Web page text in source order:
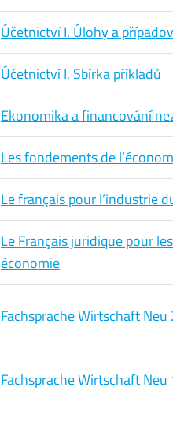
Účetnictví I. Úlohy a
Účetnictví I. Sbírka příkladů
Ekonomika a financování
Les fondements de
Le français pour l’industrie
Le Français juridique pour
économie
Fachsprache Wirtschaft Neu
Fachsprache Wirtschaft Neu